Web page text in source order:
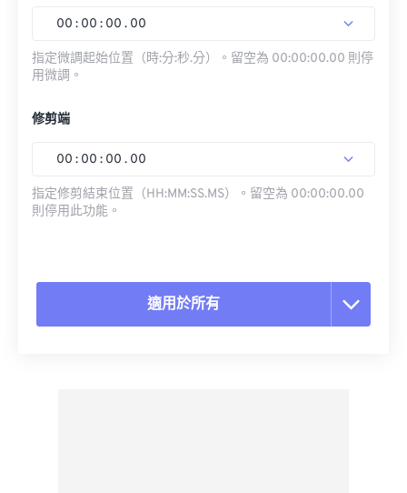
00 : 00 : 00 . 00
指定微調起始位置（時:分:秒.分）。留空為 00:00:00.00 則停
用微調。
修剪端
00 : 00 : 00 . 00
指定修剪結束位置（HH:MM:SS.MS）。留空為 00:00:00.00
則停用此功能。
適用於所有